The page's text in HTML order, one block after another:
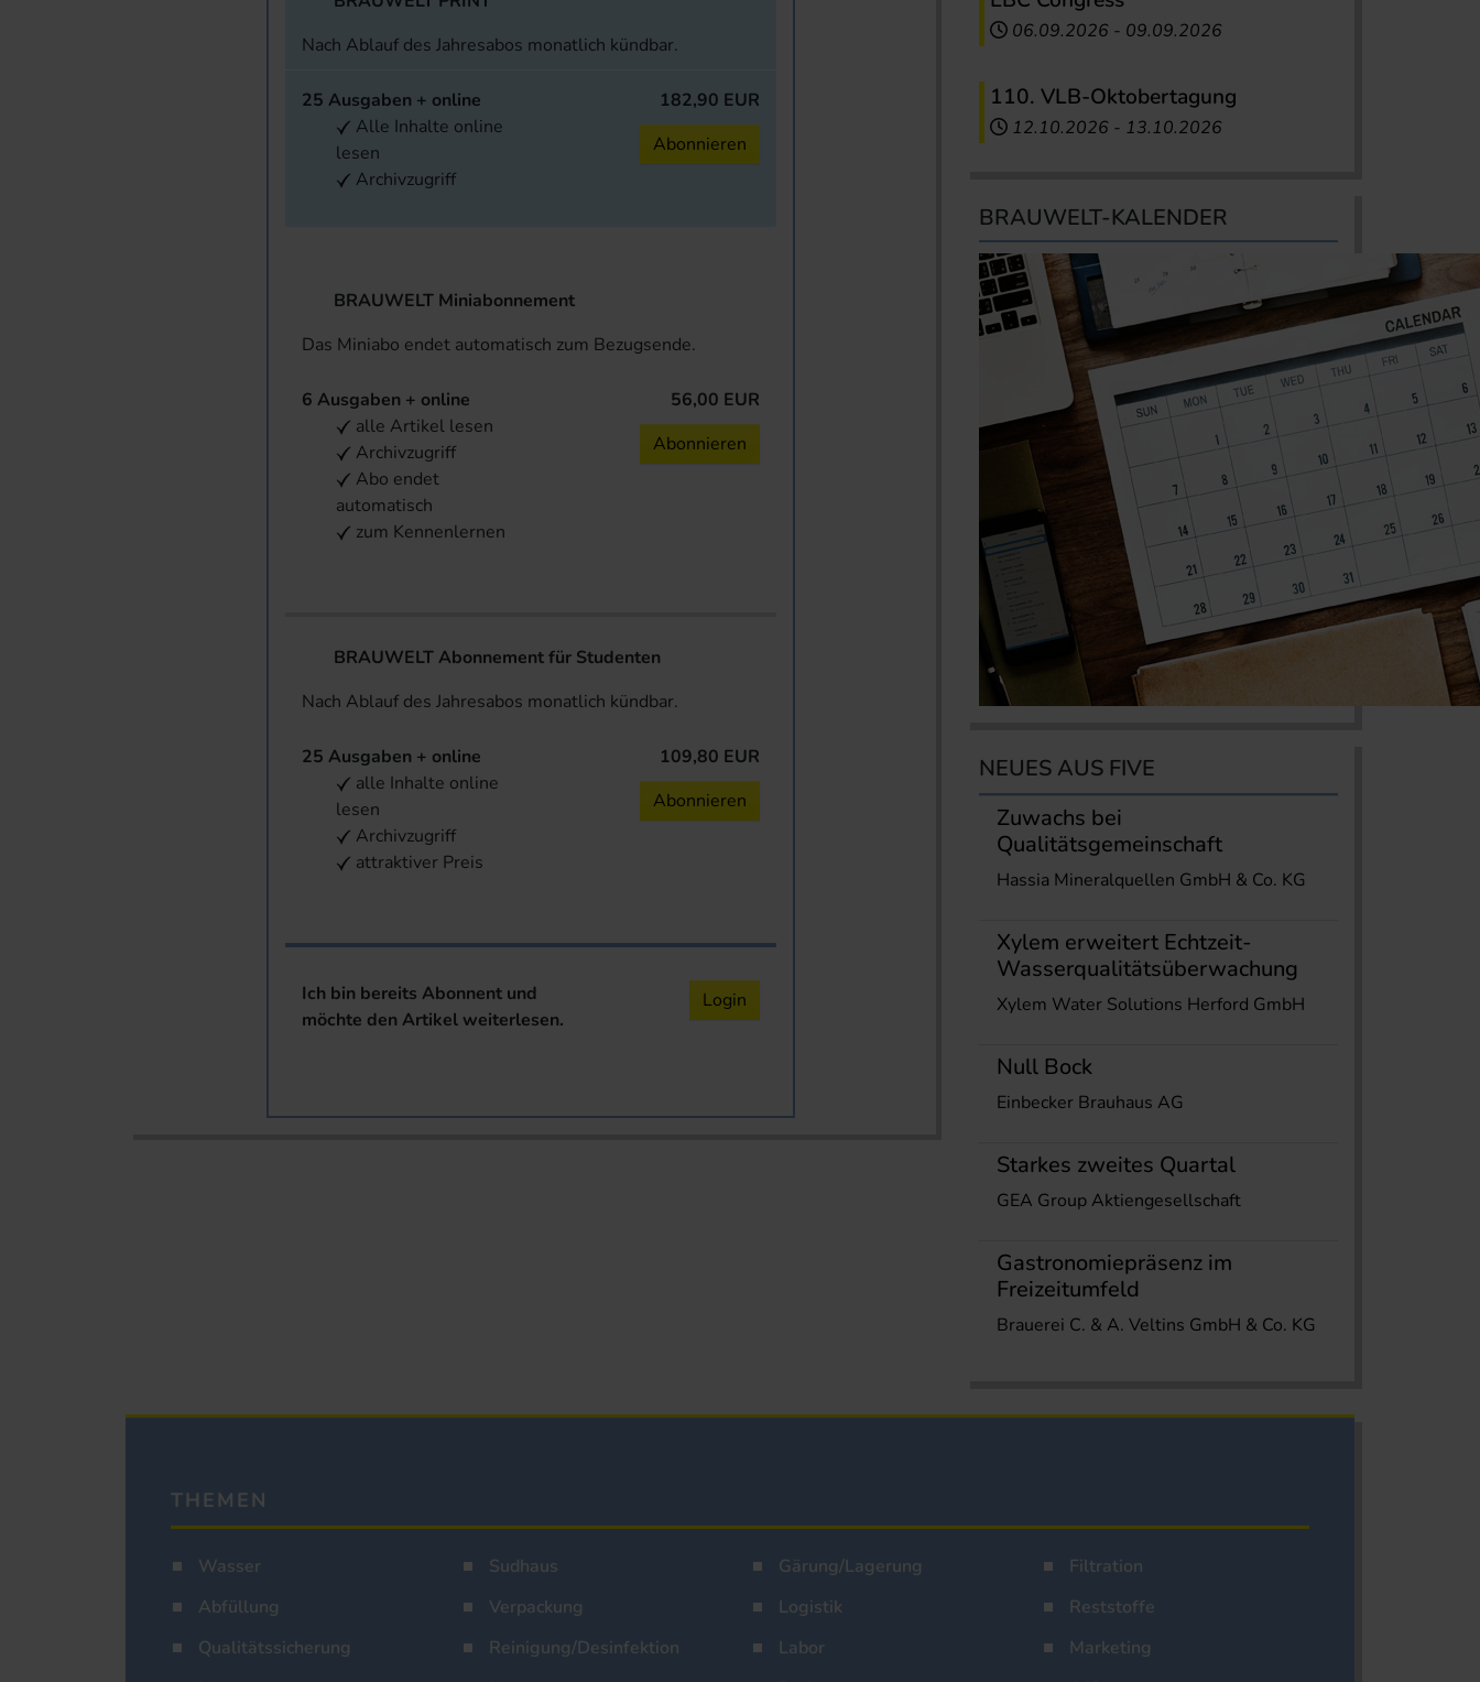
Nach Ablauf des Jahresabos monatlich kündbar.
25 Ausgaben + online
Alle Inhalte online
lesen
Archivzugriff
182,90 EUR
Abonnieren
BRAUWELT Miniabonnement
Das Miniabo endet automatisch zum Bezugsende.
6 Ausgaben + online
alle Artikel lesen
Archivzugriff
Abo endet
automatisch
zum Kennenlernen
56,00 EUR
Abonnieren
BRAUWELT Abonnement für Studenten
Nach Ablauf des Jahresabos monatlich kündbar.
25 Ausgaben + online
alle Inhalte online
lesen
Archivzugriff
attraktiver Preis
109,80 EUR
Abonnieren
Ich bin bereits Abonnent und
möchte den Artikel weiterlesen.
Login
06.09.2026 - 09.09.2026
110. VLB-Oktobertagung
12.10.2026 - 13.10.2026
BRAUWELT-KALENDER
NEUES AUS FIVE
Zuwachs bei
Qualitätsgemeinschaft
Hassia Mineralquellen GmbH & Co. KG
Xylem erweitert Echtzeit-
Wasserqualitätsüberwachung
Xylem Water Solutions Herford GmbH
Null Bock
Einbecker Brauhaus AG
Starkes zweites Quartal
GEA Group Aktiengesellschaft
Gastronomiepräsenz im
Freizeitumfeld
Brauerei C. & A. Veltins GmbH & Co. KG
THEMEN
Wasser Sudhaus Gärung/Lagerung
Filtration
Abfüllung
Verpackung Logistik
Reststoffe
Qualitätssicherung
Reinigung/Desinfektion Labor
Marketing